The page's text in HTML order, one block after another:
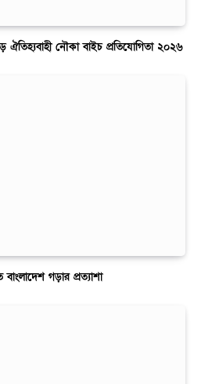
নৌকা বাইচ প্রতিযোগিতা ২০২৬
বাংলাদেশ গড়ার প্রত্যাশা